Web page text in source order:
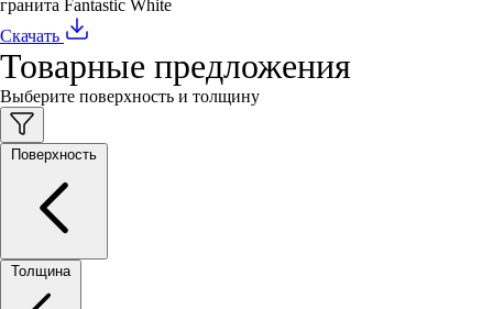
гранита Fantastic White
Скачать
Товарные предложения
Выберите поверхность и толщину